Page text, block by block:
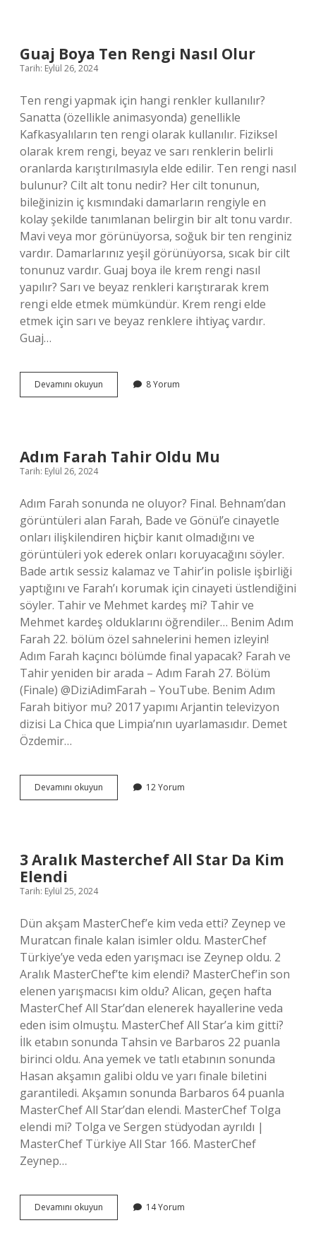
Guaj Boya Ten Rengi Nasıl Olur
Tarih: Eylül 26, 2024
Ten rengi yapmak için hangi renkler kullanılır?
Sanatta (özellikle animasyonda) genellikle
Kafkasyalıların ten rengi olarak kullanılır. Fiziksel
olarak krem ​​rengi, beyaz ve sarı renklerin belirli
oranlarda karıştırılmasıyla elde edilir. Ten rengi nasıl
bulunur? Cilt alt tonu nedir? Her cilt tonunun,
bileğinizin iç kısmındaki damarların rengiyle en
kolay şekilde tanımlanan belirgin bir alt tonu vardır.
Mavi veya mor görünüyorsa, soğuk bir ten renginiz
vardır. Damarlarınız yeşil görünüyorsa, sıcak bir cilt
tonunuz vardır. Guaj boya ile krem rengi nasıl
yapılır? Sarı ve beyaz renkleri karıştırarak krem ​​
rengi elde etmek mümkündür. Krem rengi elde
etmek için sarı ve beyaz renklere ihtiyaç vardır.
Guaj…
Devamını okuyun
Boya
8 Yorum
Adım Farah Tahir Oldu Mu
Tarih: Eylül 26, 2024
Adım Farah sonunda ne oluyor? Final. Behnam’dan
görüntüleri alan Farah, Bade ve Gönül’e cinayetle
onları ilişkilendiren hiçbir kanıt olmadığını ve
görüntüleri yok ederek onları koruyacağını söyler.
Bade artık sessiz kalamaz ve Tahir’in polisle işbirliği
yaptığını ve Farah’ı korumak için cinayeti üstlendiğini
söyler. Tahir ve Mehmet kardeş mi? Tahir ve
Mehmet kardeş olduklarını öğrendiler… Benim Adım
Farah 22. bölüm özel sahnelerini hemen izleyin!
Adım Farah kaçıncı bölümde final yapacak? Farah ve
Tahir yeniden bir arada – Adım Farah 27. Bölüm
(Finale) @DiziAdimFarah – YouTube. Benim Adım
Farah bitiyor mu? 2017 yapımı Arjantin televizyon
dizisi La Chica que Limpia’nın uyarlamasıdır. Demet
Özdemir…
Devamını okuyun
Farah
12 Yorum
3 Aralık Masterchef All Star Da Kim
Elendi
Tarih: Eylül 25, 2024
Dün akşam MasterChef’e kim veda etti? Zeynep ve
Muratcan finale kalan isimler oldu. MasterChef
Türkiye’ye veda eden yarışmacı ise Zeynep oldu. 2
Aralık MasterChef’te kim elendi? MasterChef’in son
elenen yarışmacısı kim oldu? Alican, geçen hafta
MasterChef All Star’dan elenerek hayallerine veda
eden isim olmuştu. MasterChef All Star’a kim gitti?
İlk etabın sonunda Tahsin ve Barbaros 22 puanla
birinci oldu. Ana yemek ve tatlı etabının sonunda
Hasan akşamın galibi oldu ve yarı finale biletini
garantiledi. Akşamın sonunda Barbaros 64 puanla
MasterChef All Star’dan elendi. MasterChef Tolga
elendi mi? Tolga ve Sergen stüdyodan ayrıldı |
MasterChef Türkiye All Star 166. MasterChef
Zeynep…
Devamını okuyun
Aralık
14 Yorum